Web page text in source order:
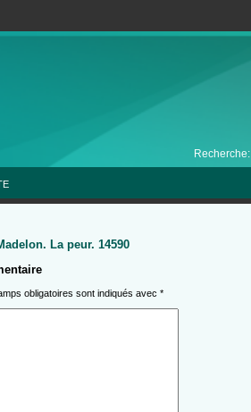
Recherche:
La peur. 14590
obligatoires sont indiqués avec*